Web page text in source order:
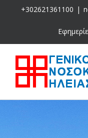
+302621361100 |